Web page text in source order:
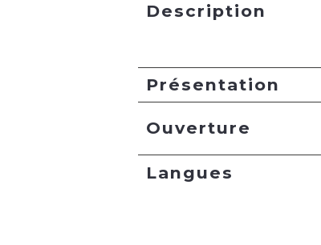
Description
Présentation
Ouverture
Langues